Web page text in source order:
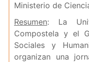
Ministerio de
Resumen: La
Compostela y el
Sociales y
organizan una